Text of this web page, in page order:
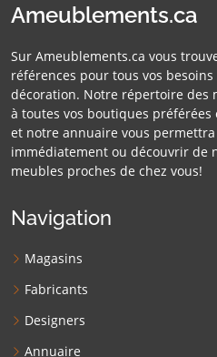
Ameublements.ca
Sur Ameublements.ca vous
références pour tous vos
décoration. Notre répertoire des
à toutes vos boutiques
et notre annuaire vous
immédiatement ou découvrir de
meubles proches de chez vous!
Navigation
Magasins
Fabricants
Designers
Annuaire